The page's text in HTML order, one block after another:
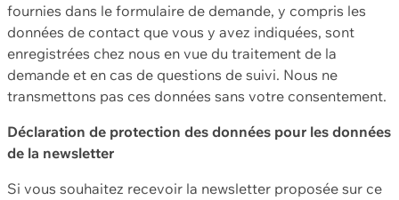
fournies dans le formulaire de demande, y compris les
données de contact que vous y avez indiquées, sont
enregistrées chez nous en vue du traitement de la
demande et en cas de questions de suivi. Nous ne
transmettons pas ces données sans votre consentement.
Déclaration de protection des données pour les données
de la newsletter
Si vous souhaitez recevoir la newsletter proposée sur ce